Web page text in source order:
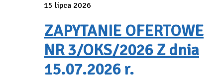
15 lipca 2026
ZAPYTANIE OFERTOWE
NR 3/OKS/2026 Z dnia
15.07.2026 r.